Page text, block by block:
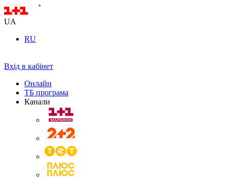
UA
RU
Вхід в кабінет
Онлайн
ТБ програма
Канали